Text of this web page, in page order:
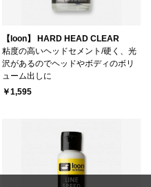
【loon】 HARD HEAD CLEAR
粘度の高いヘッドセメント/硬く、光
沢があるのでヘッドやボディのボリ
ューム出しに
￥1,595